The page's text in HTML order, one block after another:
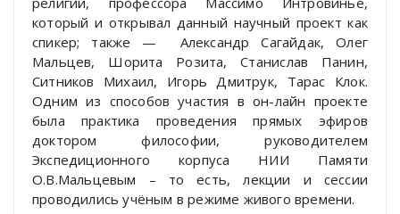
который и открывал данный научный проект как
спикер; также — Александр Сагайдак, Олег
Мальцев, Шорита Розита, Станислав Панин,
Ситников Михаил, Игорь Дмитрук, Тарас Клок.
Одним из способов участия в он-лайн проекте
была практика проведения прямых эфиров
доктором философии, руководителем
Экспедиционного корпуса НИИ Памяти
О.В.Мальцевым – то есть, лекции и сессии
проводились учёным в режиме живого времени.